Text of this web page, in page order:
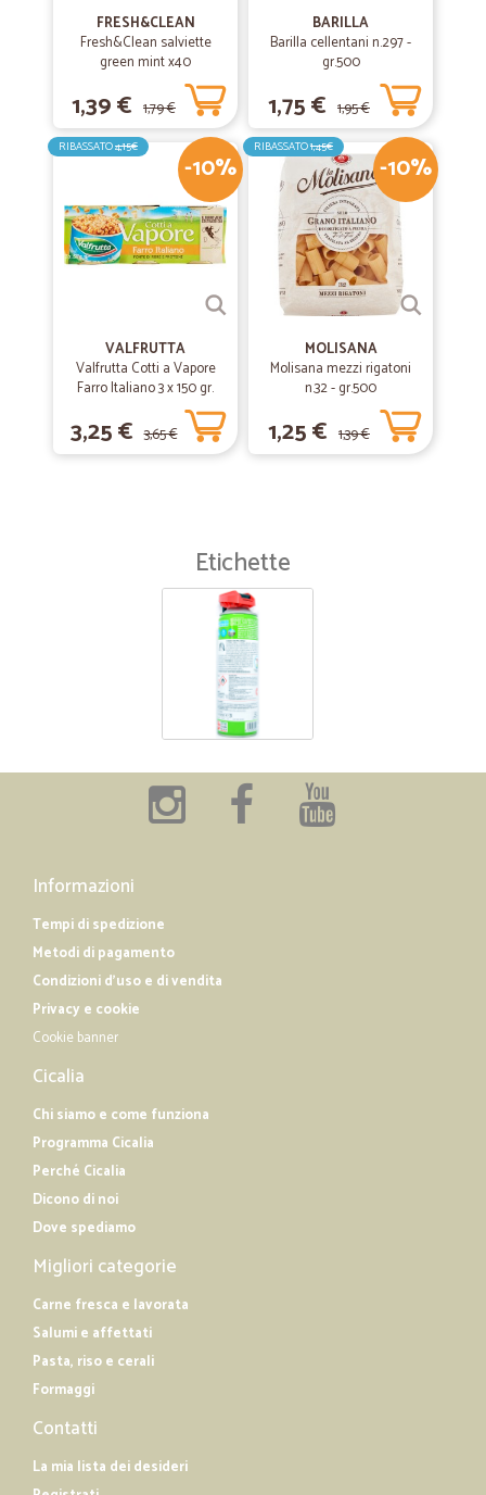
FRESH&CLEAN
Fresh&Clean salviette
green mint x40
1,39 € 1,79 €
BARILLA
Barilla cellentani n.297 -
gr.500
1,75 € 1,95 €
-10%
RIBASSATO4,15€
VALFRUTTA
Valfrutta Cotti a Vapore
Farro Italiano 3 x 150 gr.
3,25 € 3,65 €
-10%
RIBASSATO1,45€
MOLISANA
Molisana mezzi rigatoni
n.32 - gr.500
1,25 € 1,39 €
Etichette
Informazioni
Tempi di spedizione
Metodi di pagamento
Condizioni d'uso e di vendita
Privacy e cookie
Cookie banner
Cicalia
Chi siamo e come funziona
Programma Cicalia
Perché Cicalia
Dicono di noi
Dove spediamo
Migliori categorie
Carne fresca e lavorata
Salumi e affettati
Pasta, riso e cerali
Formaggi
Contatti
La mia lista dei desideri